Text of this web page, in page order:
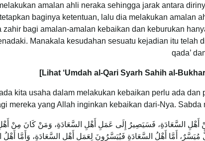
amalan ahli neraka sehingga jarak antara
baginya ketentuan, lalu dia melakukan amalan
bagi amalan-amalan kebaikan dan keburukan
Manakala kesudahan sesuatu kejadian itu telah
qada’
kita usaha dalam melakukan kebaikan perlu ada dan
mereka yang Allah inginkan kebaikan dari-Nya. Sabda
السَّعَادَةِ، فَسَيَصِيرُ إِلَى عَمَلِ أَهْلِ السَّعَادَةِ، وَمَنْ كَانَ مِنْ
مُيَسَّرٌ، أَمَّا أَهْلُ السَّعَادَةِ فَيُيَسَّرُونَ لِعَمَلِ أَهْلِ السَّعَادَةِ، وَأَمَّا